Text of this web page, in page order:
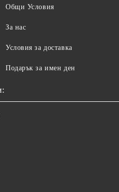
Общи Условия
За нас
Условия за доставка
Подарък за имен ден